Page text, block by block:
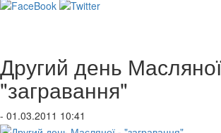
Другий день
"загравання"
- 01.03.2011 10:41